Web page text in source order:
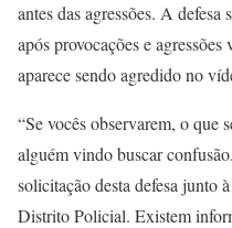
antes das agressões. A defesa
após provocações e
aparece sendo agredido no
“Se vocês observarem, o que
alguém vindo buscar
solicitação desta defesa junto
Distrito Policial. Existem